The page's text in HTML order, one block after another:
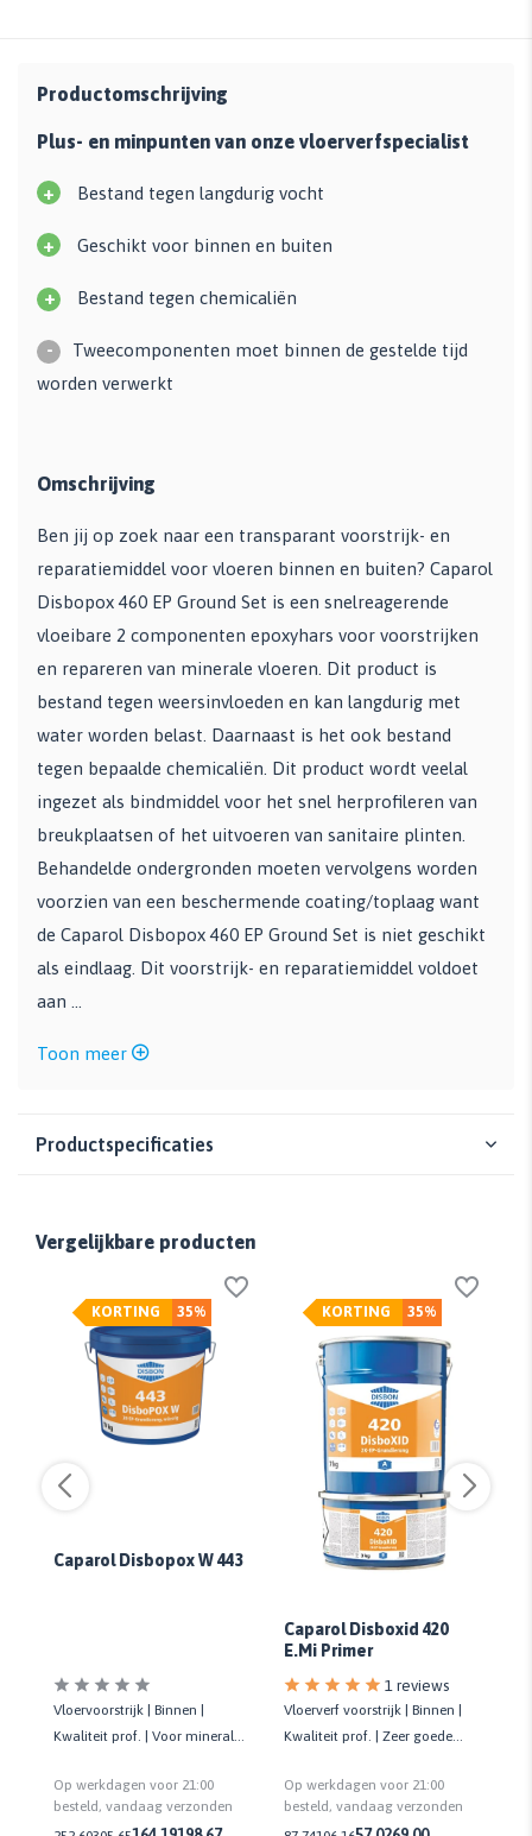
Productomschrijving
Plus- en minpunten van onze vloerverfspecialist
+ Bestand tegen langdurig vocht
+ Geschikt voor binnen en buiten
+ Bestand tegen chemicaliën
-
Tweecomponenten moet binnen de gestelde tijd
worden verwerkt
Omschrijving
Ben jij op zoek naar een transparant voorstrijk- en
reparatiemiddel voor vloeren binnen en buiten? Caparol
Disbopox 460 EP Ground Set is een snelreagerende
vloeibare 2 componenten epoxyhars voor voorstrijken
en repareren van minerale vloeren. Dit product is
bestand tegen weersinvloeden en kan langdurig met
water worden belast. Daarnaast is het ook bestand
tegen bepaalde chemicaliën. Dit product wordt veelal
ingezet als bindmiddel voor het snel herprofileren van
breukplaatsen of het uitvoeren van sanitaire plinten.
Behandelde ondergronden moeten vervolgens worden
voorzien van een beschermende coating/toplaag want
de Caparol Disbopox 460 EP Ground Set is niet geschikt
als eindlaag. Dit voorstrijk- en reparatiemiddel voldoet
aan ...
Toon meer
Productspecificaties
Vergelijkbare producten
35%
KORTING
Caparol Disbopox W 443
Vloervoorstrijk | Binnen |
Kwaliteit prof. | Voor minerale
Op werkdagen voor 21:00
besteld, vandaag verzonden
35%
KORTING
Caparol Disboxid 420
E.Mi Primer
1 reviews
Vloerverf voorstrijk | Binnen |
Kwaliteit prof. | Zeer goede
Op werkdagen voor 21:00
besteld, vandaag verzonden